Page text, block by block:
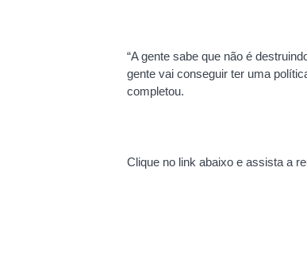
“A gente sabe que não é
gente vai conseguir ter uma
completou.
Clique no link abaixo e assista a